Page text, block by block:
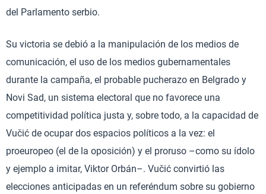
del Parlamento serbio.
Su victoria se debió a la manipulación de los medios de
comunicación, el uso de los medios gubernamentales
durante la campaña, el probable pucherazo en Belgrado y
Novi Sad, un sistema electoral que no favorece una
competitividad política justa y, sobre todo, a la capacidad de
Vučić de ocupar dos espacios políticos a la vez: el
proeuropeo (el de la oposición) y el proruso –como su ídolo
y ejemplo a imitar, Viktor Orbán–. Vučić convirtió las
elecciones anticipadas en un referéndum sobre su gobierno